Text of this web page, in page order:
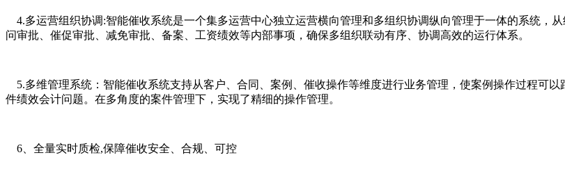
4.多运营组织协调:智能催收系统是一个集多运营中心独立运营横向管理和多组织协调纵向管理于一体的系统，
问审批、催促审批、减免审批、备案、工资绩效等内部事项，确保多组织联动有序、协调高效的运行体系。
5.多维管理系统：智能催收系统支持从客户、合同、案例、催收操作等维度进行业务管理，使案例操作过程可
件绩效会计问题。在多角度的案件管理下，实现了精细的操作管理。
6、全量实时质检,保障催收安全、合规、可控